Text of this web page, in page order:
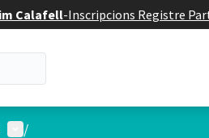
Calafell-Inscripcions Registre
Menú d'usuari
/